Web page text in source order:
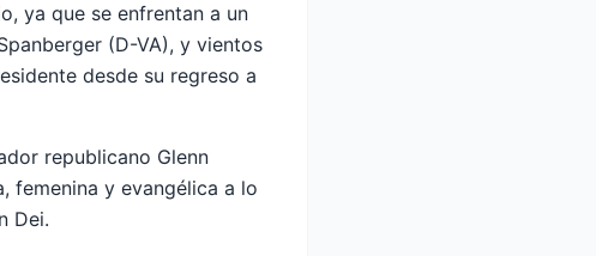
ya que se enfrentan a un
(D-VA), y vientos
desde su regreso a
republicano Glenn
femenina y evangélica a lo
Dei.